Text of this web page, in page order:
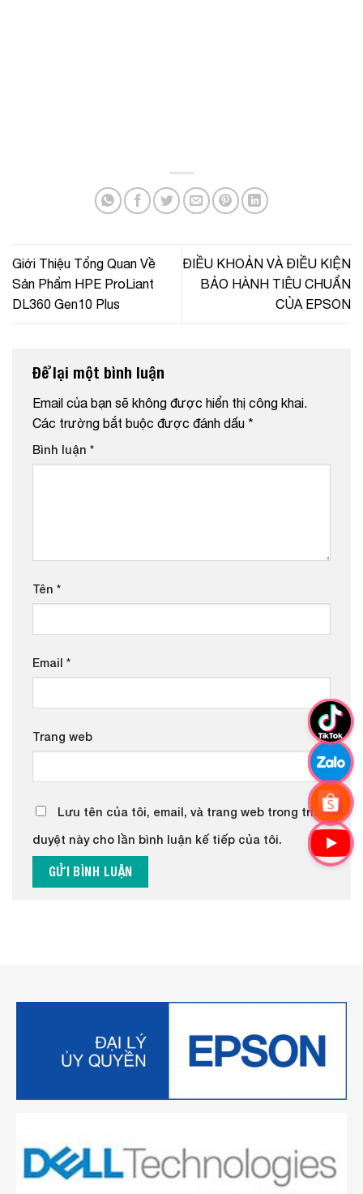
Giới Thiệu Tổng Quan Về
Sản Phẩm HPE ProLiant
DL360 Gen10 Plus
ĐIỀU KHOẢN VÀ ĐIỀU KIỆN
BẢO HÀNH TIÊU CHUẨN
CỦA EPSON
Để lại một bình luận
Email của bạn sẽ không được hiển thị công khai.
Các trường bắt buộc được đánh dấu *
Bình luận *
Tên *
Email *
Trang web
Lưu tên của tôi, email, và trang web trong trình
duyệt này cho lần bình luận kế tiếp của tôi.